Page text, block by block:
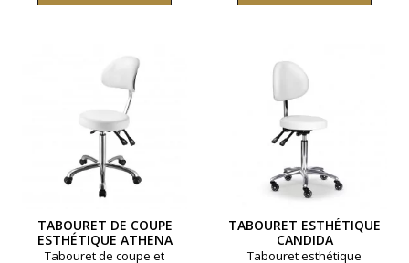
TABOURET DE COUPE
ESTHÉTIQUE ATHENA
BLANC
Tabouret de coupe et
TABOURET ESTHÉTIQUE
CANDIDA
Tabouret esthétique